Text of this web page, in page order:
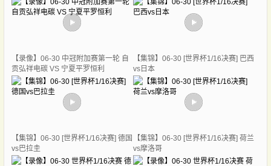
【录像】06-30 中冠附加赛第一轮 自
贡弘祥电碳 VS 宁夏平罗恒利
【集锦】06-30 [世界杯1/16决赛] 巴西
vs日本
【集锦】06-30 [世界杯1/16决赛] 德国
vs巴拉圭
【集锦】06-30 [世界杯1/16决赛] 荷兰
vs摩洛哥